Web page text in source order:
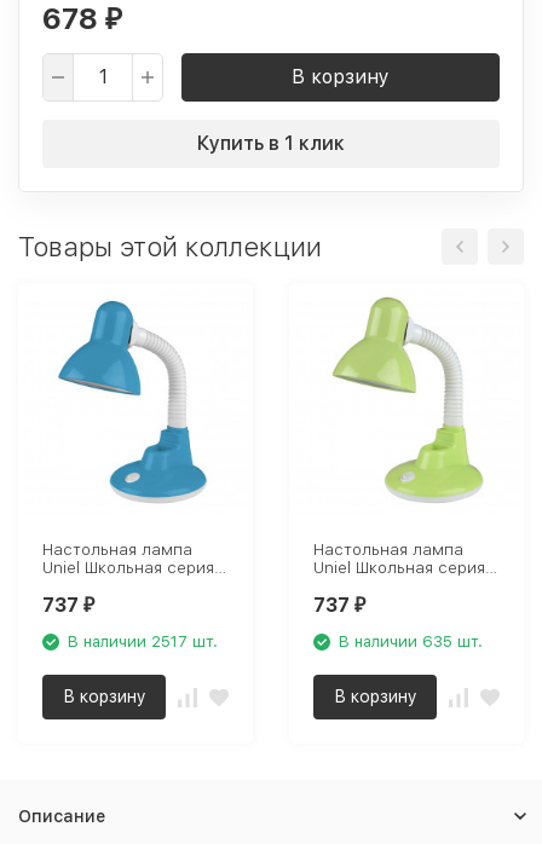
678 ₽
В корзину
Купить в 1 клик
Товары этой коллекции
Настольная лампа
Uniel Школьная серия
00001810
737 ₽
В наличии 2517 шт.
В корзину
Настольная лампа
Uniel Школьная серия
00001811
737 ₽
В наличии 635 шт.
В корзину
Описание